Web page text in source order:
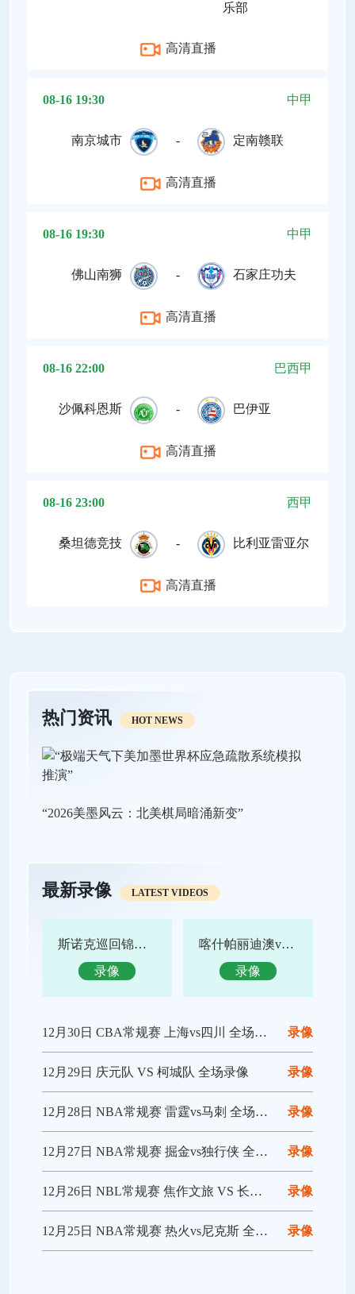
乐部
高清直播
08-16 19:30 中甲
南京城市 - 定南赣联
高清直播
08-16 19:30 中甲
佛山南狮 - 石家庄功夫
高清直播
08-16 22:00 巴西甲
沙佩科恩斯 - 巴伊亚
高清直播
08-16 23:00 西甲
桑坦德竞技 - 比利亚雷亚尔
高清直播
热门资讯 HOT NEWS
“2026美墨风云：北美棋局暗涌新变”
最新录像 LATEST VIDEOS
斯诺克巡回锦标赛决赛 特鲁姆普vs赵心童 全场录像回放
录像
喀什帕丽迪澳vs吴川青年 全场录像回放
录像
录像
12月30日 CBA常规赛 上海vs四川 全场录像回放
录像
12月29日 庆元队 VS 柯城队 全场录像
录像
12月28日 NBA常规赛 雷霆vs马刺 全场录像回放
录像
12月27日 NBA常规赛 掘金vs独行侠 全场录像回放
录像
12月26日 NBL常规赛 焦作文旅 VS 长沙勇胜 全场录像
录像
12月25日 NBA常规赛 热火vs尼克斯 全场录像回放